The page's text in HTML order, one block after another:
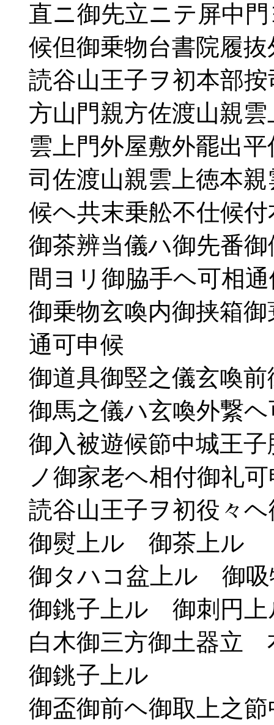
直ニ御先立ニテ屏中門
候但御乗物台書院履抜
読谷山王子ヲ初本部按
方山門親方佐渡山親雲
雲上門外屋敷外罷出平
司佐渡山親雲上徳本親
候ヘ共末乗舩不仕候付
御茶辨当儀ハ御先番御
間ヨリ御脇手ヘ可相通
御乗物玄喚内御挟箱御
通可申候
御道具御竪之儀玄喚前
御馬之儀ハ玄喚外繋ヘ
御入被遊候節中城王子
ノ御家老ヘ相付御礼可
読谷山王子ヲ初役々ヘ
御熨上ル 御茶上ル
御タハコ盆上ル 御吸
御銚子上ル 御刺円上
白木御三方御土器立
御銚子上ル
御盃御前ヘ御取上之節